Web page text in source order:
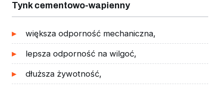
Tynk cementowo-wapienny
większa odporność mechaniczna,
lepsza odporność na wilgoć,
dłuższa żywotność,